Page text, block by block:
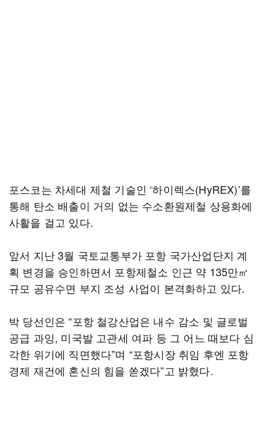
포스코는 차세대 제철 기술인 ‘하이렉스(HyREX)’를
통해 탄소 배출이 거의 없는 수소환원제철 상용화에
사활을 걸고 있다.
앞서 지난 3월 국토교통부가 포항 국가산업단지 계
획 변경을 승인하면서 포항제철소 인근 약 135만㎡
규모 공유수면 부지 조성 사업이 본격화하고 있다.
박 당선인은 “포항 철강산업은 내수 감소 및 글로벌
공급 과잉, 미국발 고관세 여파 등 그 어느 때보다 심
각한 위기에 직면했다”며 “포항시장 취임 후엔 포항
경제 재건에 혼신의 힘을 쏟겠다”고 밝혔다.